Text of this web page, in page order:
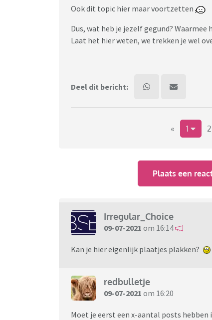
Ook dit topic hier maar voortzetten
Dus, wat heb je jezelf gegund?
Laat het hier weten, we trekken je wel
Deel dit bericht:
« 1 2
Plaats een
Irregular_Choice
09-07-2021 om 16:14
Kan je hier eigenlijk plaatjes plakken?
redbulletje
09-07-2021 om 16:20
Moet je eerst een x-aantal posts